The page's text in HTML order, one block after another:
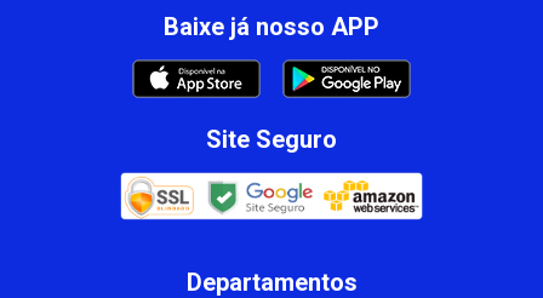
Baixe já nosso APP
Site Seguro
Departamentos